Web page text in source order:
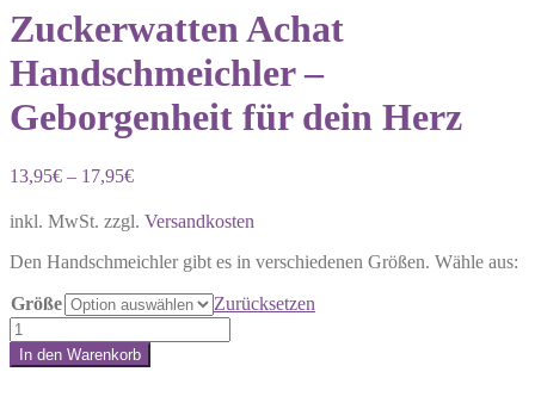
Zuckerwatten Achat
Handschmeichler –
Geborgenheit für dein Herz
13,95€ – 17,95€
inkl. MwSt. zzgl. Versandkosten
Den Handschmeichler gibt es in verschiedenen Größen. Wähle aus:
Größe
Zurücksetzen
Zuckerwatten
Achat
Handschmeichler
In den Warenkorb